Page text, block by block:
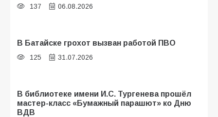
137 06.08.2026
В Батайске грохот вызван работой ПВО
125 31.07.2026
В библиотеке имени И.С. Тургенева прошёл
мастер-класс «Бумажный парашют» ко Дню
ВДВ